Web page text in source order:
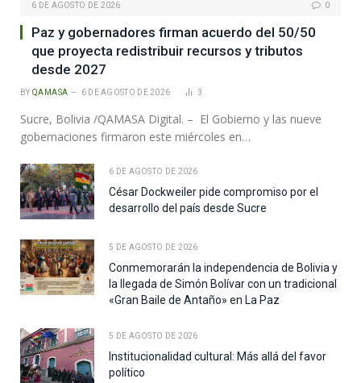
6 DE AGOSTO DE 2026 0
Paz y gobernadores firman acuerdo del 50/50
que proyecta redistribuir recursos y tributos
desde 2027
BY QAMASA 6 DE AGOSTO DE 2026 3
Sucre, Bolivia /QAMASA Digital. – El Gobierno y las nueve
gobernaciones firmaron este miércoles en…
6 DE AGOSTO DE 2026
César Dockweiler pide compromiso por el
desarrollo del país desde Sucre
5 DE AGOSTO DE 2026
Conmemorarán la independencia de Bolivia y
la llegada de Simón Bolívar con un tradicional
«Gran Baile de Antaño» en La Paz
5 DE AGOSTO DE 2026
Institucionalidad cultural: Más allá del favor
político